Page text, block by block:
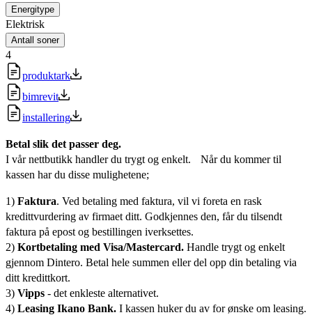
Energitype
Elektrisk
Antall soner
4
produktark
bimrevit
installering
Betal slik det passer deg.
I vår nettbutikk handler du trygt og enkelt. Når du kommer til
kassen har du disse mulighetene;
1) Faktura. Ved betaling med faktura, vil vi foreta en rask
kredittvurdering av firmaet ditt. Godkjennes den, får du tilsendt
faktura på epost og bestillingen iverksettes.
2) Kortbetaling med Visa/Mastercard. Handle trygt og enkelt
gjennom Dintero. Betal hele summen eller del opp din betaling via
ditt kredittkort.
3) Vipps - det enkleste alternativet.
4) Leasing Ikano Bank. I kassen huker du av for ønske om leasing.